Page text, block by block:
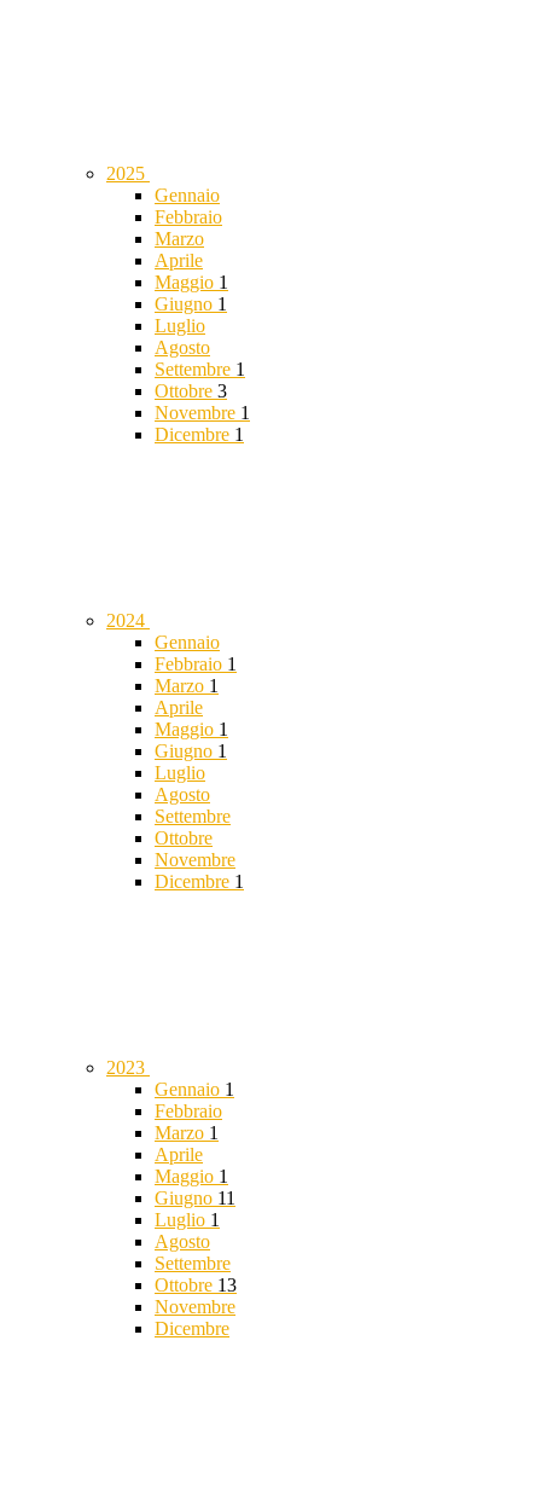
2025
Gennaio
Febbraio
Marzo
Aprile
Maggio 1
Giugno 1
Luglio
Agosto
Settembre 1
Ottobre 3
Novembre 1
Dicembre 1
2024
Gennaio
Febbraio 1
Marzo 1
Aprile
Maggio 1
Giugno 1
Luglio
Agosto
Settembre
Ottobre
Novembre
Dicembre 1
2023
Gennaio 1
Febbraio
Marzo 1
Aprile
Maggio 1
Giugno 11
Luglio 1
Agosto
Settembre
Ottobre 13
Novembre
Dicembre